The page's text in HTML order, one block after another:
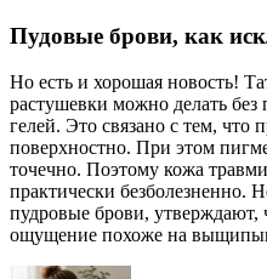
Пудовые брови, как
Но есть и хорошая новость!
растушевки можно делать
гелей. Это связано с тем, что
поверхностно. При этом
точечно. Поэтому кожа
практически безболезненно.
пудровые брови, утверждают,
ощущение похоже на